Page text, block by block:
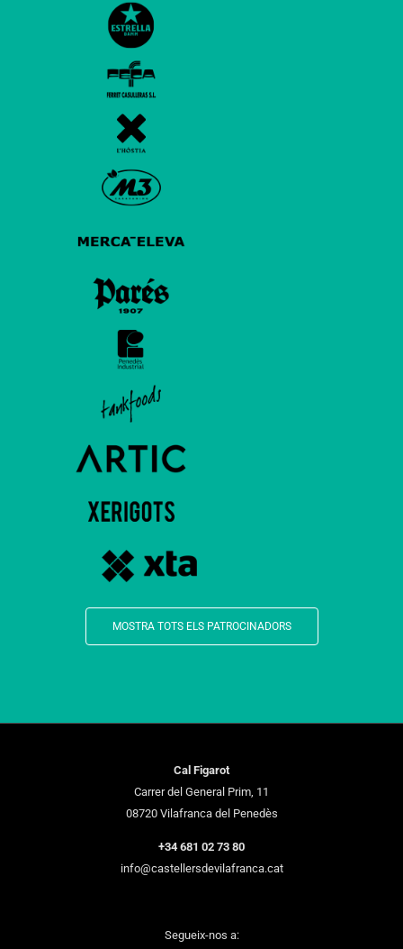
MOSTRA TOTS ELS PATROCINADORS
Cal Figarot
Carrer del General Prim, 11
08720 Vilafranca del Penedès
+34 681 02 73 80
info@castellersdevilafranca.cat
Segueix-nos a: